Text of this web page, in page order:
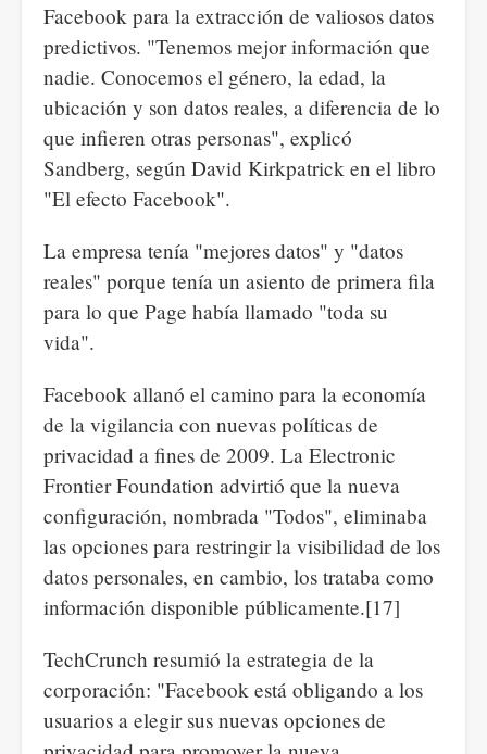
Facebook para la extracción de valiosos datos
predictivos. "Tenemos mejor información que
nadie. Conocemos el género, la edad, la
ubicación y son datos reales, a diferencia de lo
que infieren otras personas", explicó
Sandberg, según David Kirkpatrick en el libro
"El efecto Facebook".
La empresa tenía "mejores datos" y "datos
reales" porque tenía un asiento de primera fila
para lo que Page había llamado "toda su
vida".
Facebook allanó el camino para la economía
de la vigilancia con nuevas políticas de
privacidad a fines de 2009. La Electronic
Frontier Foundation advirtió que la nueva
configuración, nombrada "Todos", eliminaba
las opciones para restringir la visibilidad de los
datos personales, en cambio, los trataba como
información disponible públicamente.[17]
TechCrunch resumió la estrategia de la
corporación: "Facebook está obligando a los
usuarios a elegir sus nuevas opciones de